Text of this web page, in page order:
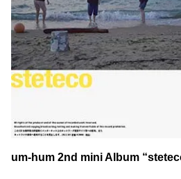
um-hum 2nd mini Album